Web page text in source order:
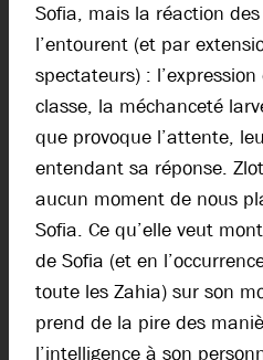
Sofia, mais la réaction
l’entourent (et par
spectateurs) :
classe, la méchanceté
que provoque l’attente,
entendant sa réponse.
aucun moment de nous
Sofia. Ce qu’elle veut
de Sofia (et en
toute les Zahia) sur son
prend de la pire des
l’intelligence à son